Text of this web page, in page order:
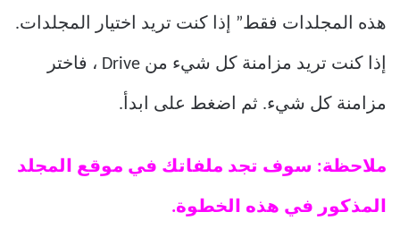
هذه المجلدات فقط” إذا كنت تريد اختيار المجلدات.
إذا كنت تريد مزامنة كل شيء من Drive ، فاختر
مزامنة كل شيء. ثم اضغط على ابدأ.
ملاحظة: سوف تجد ملفاتك في موقع المجلد
المذكور في هذه الخطوة.